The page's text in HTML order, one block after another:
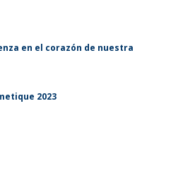
en el corazón de nuestra